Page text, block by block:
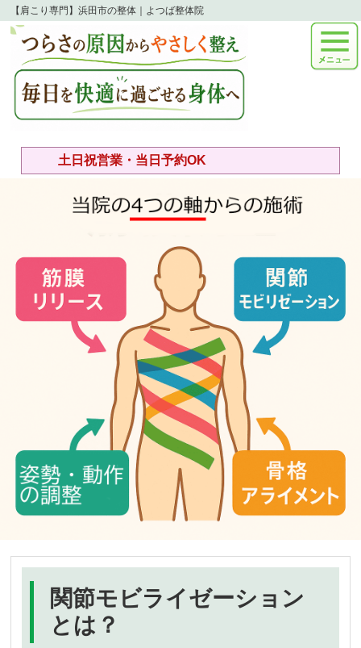
【肩こり専門】浜田市の整体｜よつば整体院
土日祝営業・当日予約OK
関節モビライゼーション
とは？